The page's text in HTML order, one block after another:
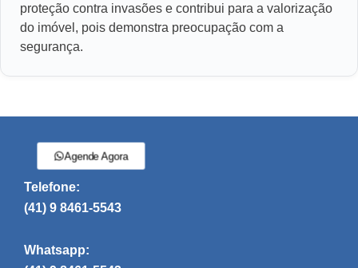
proteção contra invasões e contribui para a valorização
do imóvel, pois demonstra preocupação com a
segurança.
Agende Agora
Telefone:
(41) 9 8461-5543
Whatsapp: